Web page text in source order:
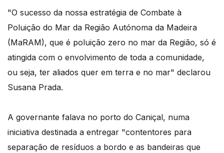
"O sucesso da nossa estratégia de Combate à
Poluição do Mar da Região Autónoma da Madeira
(MaRAM), que é poluição zero no mar da Região, só é
atingida com o envolvimento de toda a comunidade,
ou seja, ter aliados quer em terra e no mar" declarou
Susana Prada.
A governante falava no porto do Caniçal, numa
iniciativa destinada a entregar "contentores para
separação de resíduos a bordo e as bandeiras que